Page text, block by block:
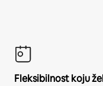
Fleksibilnost koju